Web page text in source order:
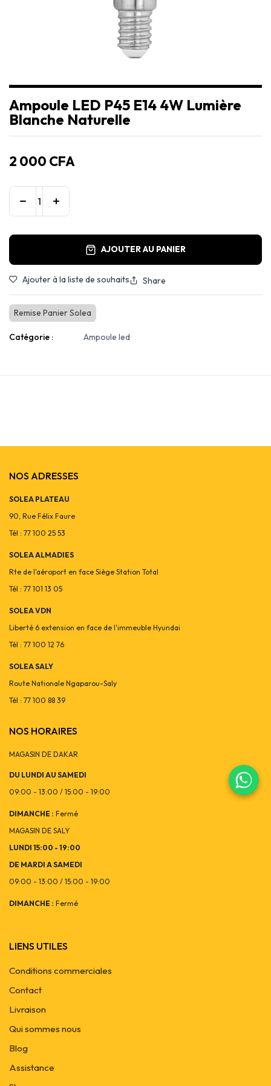
Ampoule LED P45 E14 4W Lumière
Blanche Naturelle
2 000 CFA
AJOUTER AU PANIER
Ajouter à la liste de souhaits Share
Remise Panier Solea
Catégorie : Ampoule led
NOS ADRESSES
SOLEA PLATEAU
90, Rue Félix Faure
Tél : 77 100 25 53
SOLEA ALMADIES
Rte de l'aéroport en face Siège Station Total
Tél : 77 101 13 05
SOLEA VDN
Liberté 6 extension en face de l'immeuble Hyundai
Tél : 77 100 12 76
SOLEA SALY
Route Nationale Ngaparou-Saly
Tél : 77 100 88 39
NOS HORAIRES
MAGASIN DE DAKAR
DU LUNDI AU SAMEDI
09:00 - 13:00 / 15:00 - 19:00
DIMANCHE : Fermé
MAGASIN DE SALY
LUNDI 15:00 - 19:00
DE MARDI A SAMEDI
09:00 - 13:00 / 15:00 - 19:00
DIMANCHE : Fermé
LIENS UTILES
Conditions commerciales
Contact
Livraison
Qui sommes nous
Blog
Assistance